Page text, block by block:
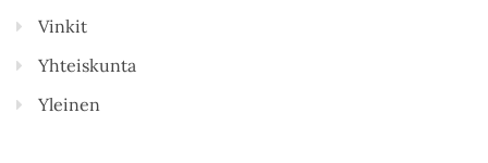
Vinkit
Yhteiskunta
Yleinen